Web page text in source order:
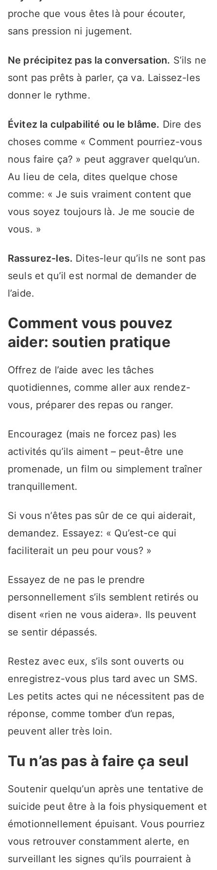
proche que vous êtes là pour écouter,
sans pression ni jugement.
Ne précipitez pas la conversation. S’ils ne
sont pas prêts à parler, ça va. Laissez-les
donner le rythme.
Évitez la culpabilité ou le blâme. Dire des
choses comme « Comment pourriez-vous
nous faire ça? » peut aggraver quelqu’un.
Au lieu de cela, dites quelque chose
comme: « Je suis vraiment content que
vous soyez toujours là. Je me soucie de
vous. »
Rassurez-les. Dites-leur qu’ils ne sont pas
seuls et qu’il est normal de demander de
l’aide.
Comment vous pouvez
aider: soutien pratique
Offrez de l’aide avec les tâches
quotidiennes, comme aller aux rendez-
vous, préparer des repas ou ranger.
Encouragez (mais ne forcez pas) les
activités qu’ils aiment – peut-être une
promenade, un film ou simplement traîner
tranquillement.
Si vous n’êtes pas sûr de ce qui aiderait,
demandez. Essayez: « Qu’est-ce qui
faciliterait un peu pour vous? »
Essayez de ne pas le prendre
personnellement s’ils semblent retirés ou
disent «rien ne vous aidera». Ils peuvent
se sentir dépassés.
Restez avec eux, s’ils sont ouverts ou
enregistrez-vous plus tard avec un SMS.
Les petits actes qui ne nécessitent pas de
réponse, comme tomber d’un repas,
peuvent aller très loin.
Tu n’as pas à faire ça seul
Soutenir quelqu’un après une tentative de
suicide peut être à la fois physiquement et
émotionnellement épuisant. Vous pourriez
vous retrouver constamment alerte, en
surveillant les signes qu’ils pourraient à